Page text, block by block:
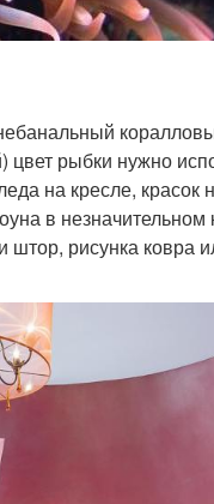
рыбки нужно
на кресле,
в незначительном
штор, рисунка ковра